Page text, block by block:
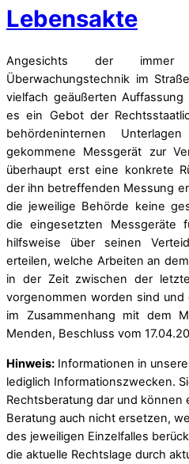
Lebensakte
Angesichts der immer
Überwachungstechnik im
vielfach geäußerten
es ein Gebot der
behördeninternen
gekommene Messgerät zur
überhaupt erst eine konkrete
der ihn betreffenden Messung
die jeweilige Behörde keine
die eingesetzten Messgeräte
hilfsweise über seinen
erteilen, welche Arbeiten an
in der Zeit zwischen der
vorgenommen worden sind
im Zusammenhang mit dem
Menden, Beschluss vom
Hinweis: Informationen in
lediglich Informationszwecken.
Rechtsberatung dar und können
Beratung auch nicht ersetzen,
des jeweiligen Einzelfalles
die aktuelle Rechtslage durch